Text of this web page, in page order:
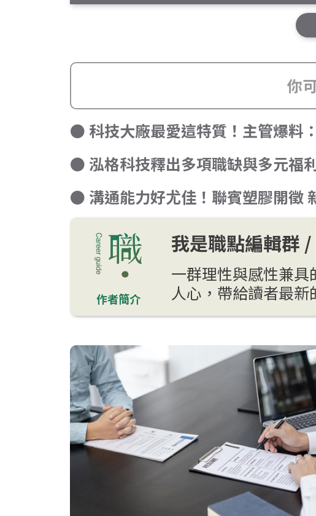
你
● 科技大廠最愛這特質！主管爆料
● 泓格科技釋出多項職缺與多元福
● 溝通能力好尤佳！聯賓塑膠開徵
作者簡介
我是職點編輯群
一群理性與感性兼
人心，帶給讀者最新